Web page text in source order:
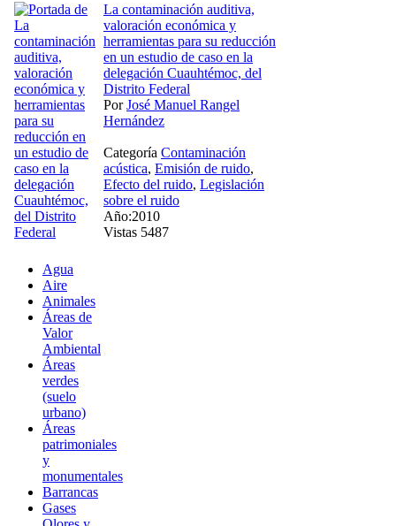
La contaminación auditiva,
valoración económica y
herramientas para su reducción
en un estudio de caso en la
delegación Cuauhtémoc, del
Distrito Federal
PorJosé Manuel Rangel
Hernández
Categoría Contaminación
acústica, Emisión de ruido,
Efecto del ruido, Legislación
sobre el ruido
Año:2010
Vistas 5487
Agua
Aire
Animales
Áreas de
Valor
Ambiental
Áreas
verdes
(suelo
urbano)
Áreas
patrimoniales
y
monumentales
Barrancas
Gases